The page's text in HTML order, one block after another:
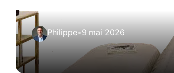
Philippe•9 mai 2026